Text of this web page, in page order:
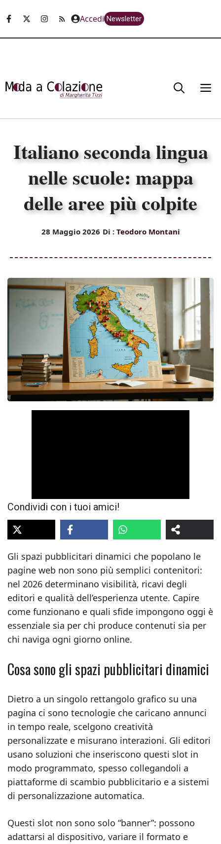
Accedi Newsletter
Italiano seconda lingua
nelle scuole: mappa
delle aree più colpite
28 Maggio 2026 Di : Teodoro Montani
Condividi con i tuoi amici!
Gli spazi pubblicitari dinamici che popolano le
pagine web non sono più semplici contenitori:
nel 2026 determinano visibilità, ricavi degli
editori e qualità dell’esperienza utente. Capire
come funzionano e quali sfide impongono oggi è
essenziale sia per chi produce contenuti sia per
chi naviga ogni giorno online.
Cosa sono gli spazi pubblicitari dinamici
Dietro a un singolo rettangolo grafico su una
pagina ci sono tecnologie che caricano annunci
in tempo reale, scelgono creatività
personalizzate e misurano interazioni. Gli editori
usano soluzioni che inseriscono questi slot in
modo programmato, spesso collegandoli a
piattaforme di scambio pubblicitario e a sistemi
di personalizzazione automatica.
Questi slot non sono solo “banner”: possono
adattarsi al dispositivo, variare il formato e